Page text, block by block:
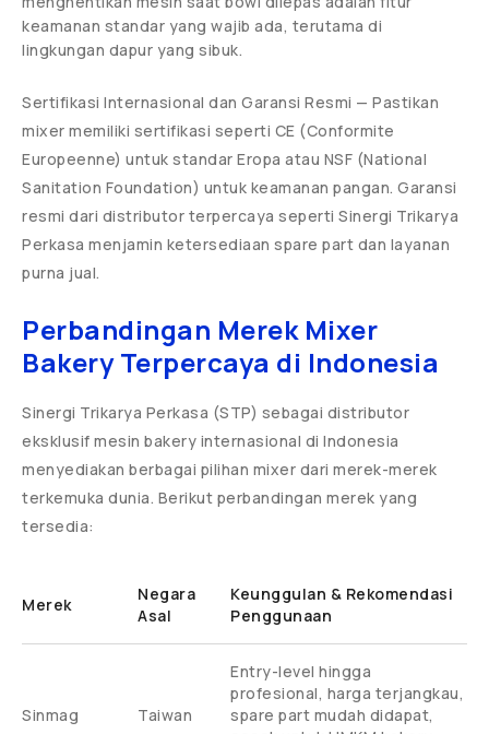
keamanan standar yang wajib ada, terutama di
lingkungan dapur yang sibuk.
Sertifikasi Internasional dan Garansi Resmi — Pastikan
mixer memiliki sertifikasi seperti CE (Conformite
Europeenne) untuk standar Eropa atau NSF (National
Sanitation Foundation) untuk keamanan pangan. Garansi
resmi dari distributor terpercaya seperti Sinergi Trikarya
Perkasa menjamin ketersediaan spare part dan layanan
purna jual.
Perbandingan Merek Mixer
Bakery Terpercaya di Indonesia
Sinergi Trikarya Perkasa (STP) sebagai distributor
eksklusif mesin bakery internasional di Indonesia
menyediakan berbagai pilihan mixer dari merek-merek
terkemuka dunia. Berikut perbandingan merek yang
tersedia:
Merek
Negara
Asal
Keunggulan & Rekomendasi
Penggunaan
Sinmag Taiwan
Entry-level hingga
profesional, harga terjangkau,
spare part mudah didapat,